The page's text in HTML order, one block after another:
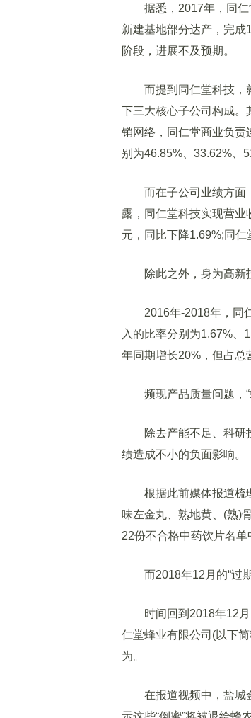
据悉，2017年，同仁
新建基地部分达产，完
阶段，进展不及预期。
而提到同仁堂科技，就
下三大核心子公司构成。
销网络，同仁堂商业负责
别为46.85%、33.62%、
而在子公司业绩方面，
露，同仁堂科技实现营
元，同比下降1.69%;同仁
除此之外，身为高新技
2016年-2018年，同仁
入的比率分别为1.67%、
年同期增长20%，但占总
频现产品质量问题，“
除去产能不足、科研投
绩造成不小的负面影响。
根据此前媒体报道梳理
味左金丸、熟地黄、(熟)
22份不合格中药饮片名单
而2018年12月的“过期
时间回到2018年12月
仁堂蜂业有限公司(以下
为。
在报道视频中，盐城金